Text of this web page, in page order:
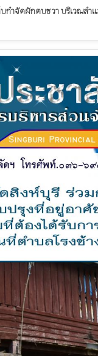
กำจัดผักตบชวา บริเวณลำ